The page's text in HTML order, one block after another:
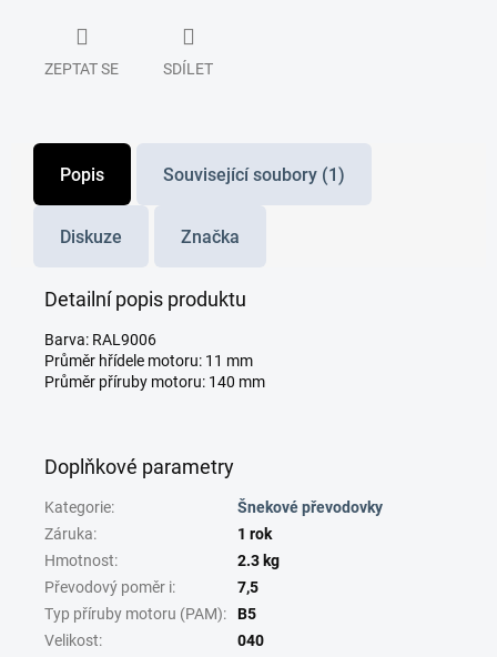
ZEPTAT SE SDÍLET
Popis Související soubory (1)
Diskuze Značka
Detailní popis produktu
Barva: RAL9006
Průměr hřídele motoru: 11 mm
Průměr příruby motoru: 140 mm
Doplňkové parametry
Kategorie:
Šnekové převodovky
Záruka:
1 rok
Hmotnost:
2.3 kg
Převodový poměr i:
7,5
Typ příruby motoru (PAM):
B5
Velikost:
040